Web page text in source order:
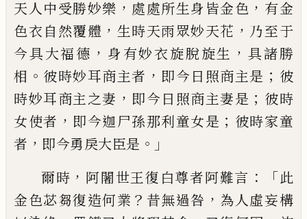
天人中受勝妙樂 ， 處處所生身皆金色 ， 有金
色衣自然覆體 ， 生時天雨眾妙天花 ， 乃至于
今具大福德 ， 身有妙衣旋脫旋生 ， 具諸勝
相 。 彼時妙耳商主者 ， 即今日照商主是 ； 彼
時妙耳商主之妻 ， 即今日 照商主妻是 ； 彼時
女使者 ， 即今迦尸孫那利童女是 ； 彼時家童
者 ， 即今勇戾大臣是 。」
爾時 ， 阿闍世王復白尊者阿難言 ：「此
金色苾芻復造何業 ？ 昔無過咎 ， 為人虛妄構